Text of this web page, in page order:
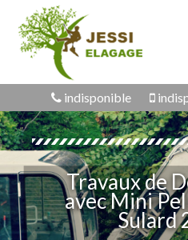
indisponible
Travaux de
avec Mini
Sulard